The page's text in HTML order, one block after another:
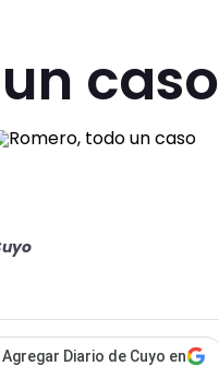
caso
Agregar Diario de Cuyo en